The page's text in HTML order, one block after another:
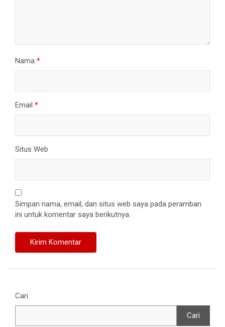
Nama *
Email *
Situs Web
Simpan nama, email, dan situs web saya pada peramban
ini untuk komentar saya berikutnya.
Cari
Cari